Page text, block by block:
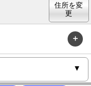
住所を変
更